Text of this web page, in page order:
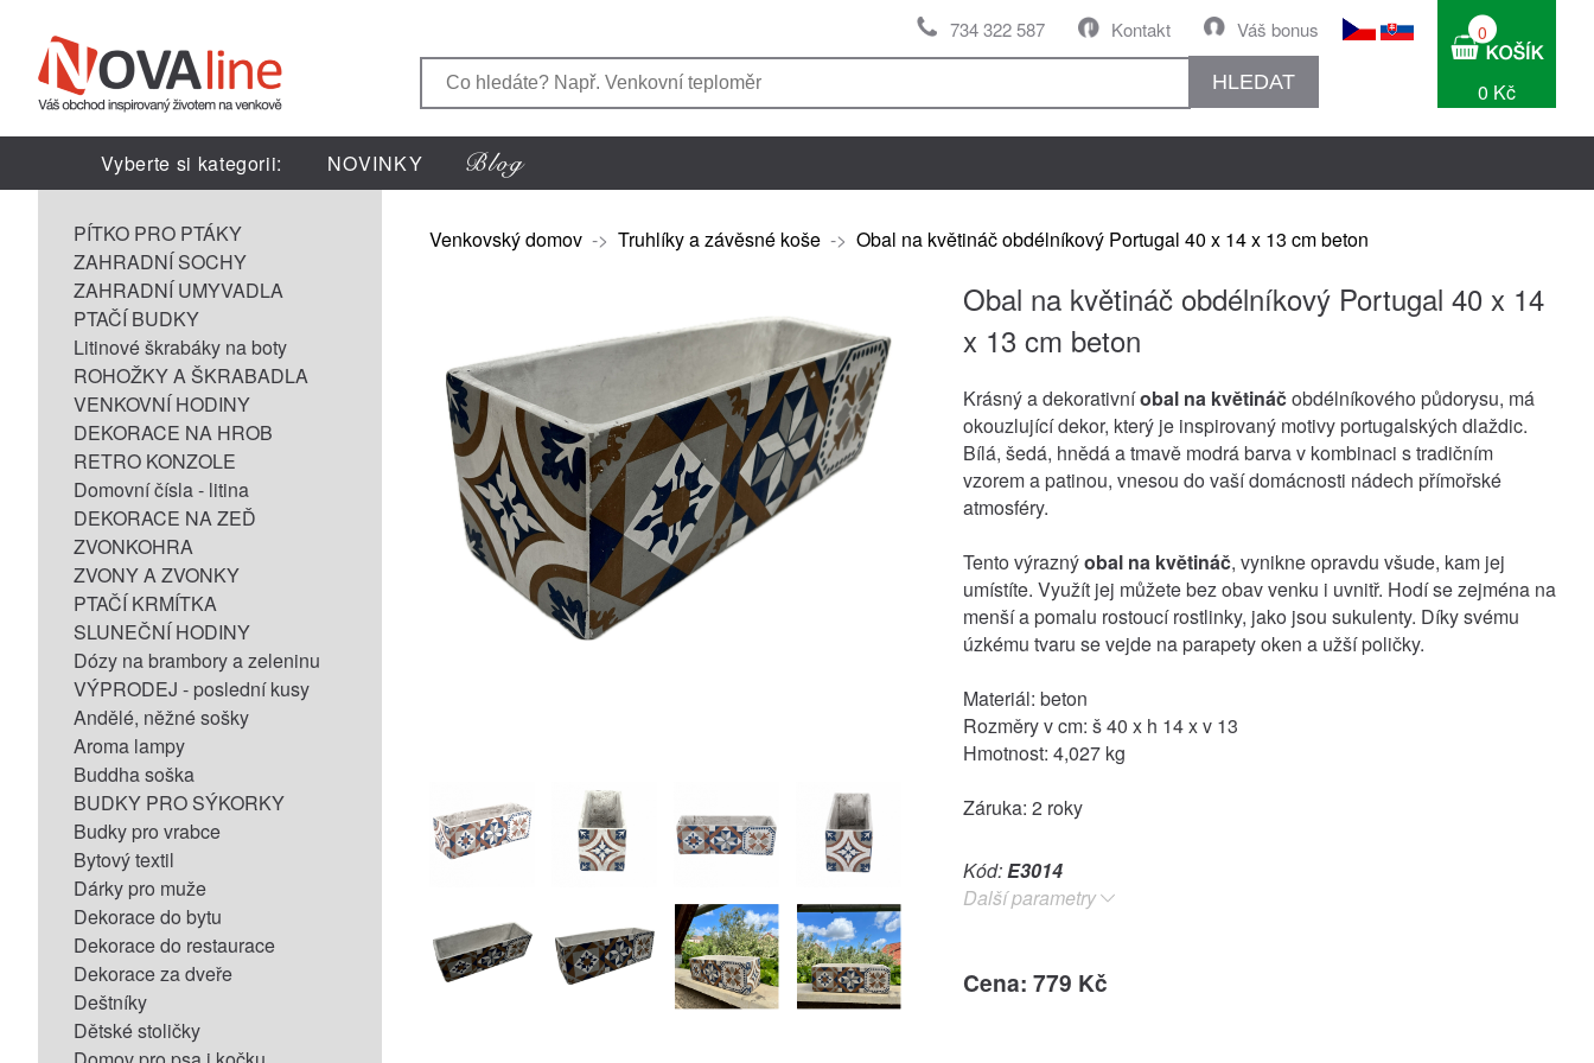
Váš bonus
Kontakt
734 322 587
HLEDAT
0
0 Kč
Vyberte si kategorii: NOVINKY
PÍTKO PRO PTÁKY
ZAHRADNÍ SOCHY
ZAHRADNÍ UMYVADLA
PTAČÍ BUDKY
Litinové škrabáky na boty
ROHOŽKY A ŠKRABADLA
VENKOVNÍ HODINY
DEKORACE NA HROB
RETRO KONZOLE
Domovní čísla - litina
DEKORACE NA ZEĎ
ZVONKOHRA
ZVONY A ZVONKY
PTAČÍ KRMÍTKA
SLUNEČNÍ HODINY
Dózy na brambory a zeleninu
VÝPRODEJ - poslední kusy
Andělé, něžné sošky
Aroma lampy
Buddha soška
BUDKY PRO SÝKORKY
Budky pro vrabce
Bytový textil
Dárky pro muže
Dekorace do bytu
Dekorace do restaurace
Dekorace za dveře
Deštníky
Dětské stoličky
Venkovský domov -> Truhlíky a závěsné koše -> Obal na květináč obdélníkový Portugal 40 x 14 x 13 cm beton
Obal na květináč obdélníkový Portugal 40 x 14
x 13 cm beton
Krásný a dekorativníobal na květináčobdélníkového půdorysu, má
okouzlující dekor, který je inspirovaný motivy portugalských dlaždic.
Bílá, šedá, hnědá a tmavě modrá barva v kombinaci s tradičním
vzorem a patinou, vnesou do vaší domácnosti nádech přímořské
atmosféry.
Tento výraznýobal na květináč, vynikne opravdu všude, kam jej
umístíte. Využít jej můžete bez obav venku i uvnitř. Hodí se zejména na
menší a pomalu rostoucí rostlinky, jako jsou sukulenty. Díky svému
úzkému tvaru se vejde na parapety oken a užší poličky.
Materiál: beton
Rozměry v cm: š 40 x h 14 x v 13
Hmotnost: 4,027 kg
Záruka: 2 roky
Kód:E3014
Další parametry
Cena: 779 Kč